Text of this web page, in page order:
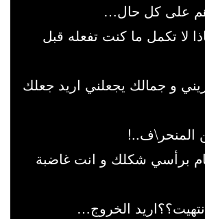
على كل حال…
لا تكمل ما كنت تفعله قبل
و جمالك يجعلني اريد جعلك
المنحر\ف..!
برأسي شكلك و انت غاضبة
الخروج…